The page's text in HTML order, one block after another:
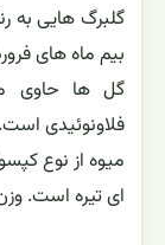
گلبرگ هایی به
بیم ماه های
گل ها حاوی
فلاونوئیدی است.
میوه از نوع
ای تیره است. وزن هزاردانه